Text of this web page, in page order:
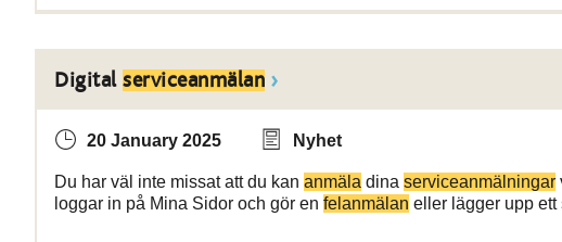
Digital serviceanmälan
20 January 2025 Nyhet
Du har väl inte missat att du kan anmäla dina serviceanmälningar
loggar in på Mina Sidor och gör en felanmälan eller lägger upp